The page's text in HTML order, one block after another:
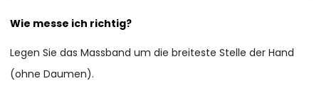
Wie messe ich richtig?
Legen Sie das Massband um die breiteste Stelle der Hand
(ohne Daumen).